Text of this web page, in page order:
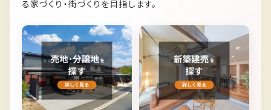
る家づくり・街づくりを目指します。